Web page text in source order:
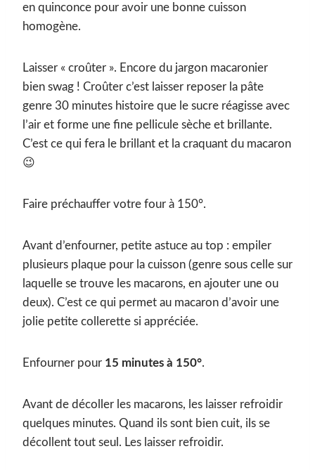
en quinconce pour avoir une bonne cuisson
homogène.
Laisser « croûter ». Encore du jargon macaronier
bien swag ! Croûter c’est laisser reposer la pâte
genre 30 minutes histoire que le sucre réagisse avec
l’air et forme une fine pellicule sèche et brillante.
C’est ce qui fera le brillant et la craquant du macaron
😉
Faire préchauffer votre four à 150°.
Avant d’enfourner, petite astuce au top : empiler
plusieurs plaque pour la cuisson (genre sous celle sur
laquelle se trouve les macarons, en ajouter une ou
deux). C’est ce qui permet au macaron d’avoir une
jolie petite collerette si appréciée.
Enfourner pour 15 minutes à 150°.
Avant de décoller les macarons, les laisser refroidir
quelques minutes. Quand ils sont bien cuit, ils se
décollent tout seul. Les laisser refroidir.